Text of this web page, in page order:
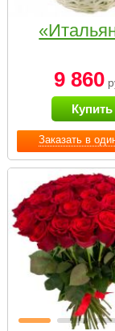
Заказать в
9 860
Купить